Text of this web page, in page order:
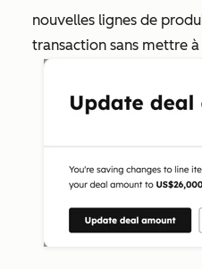
nouvelles lignes de
transaction sans mettre